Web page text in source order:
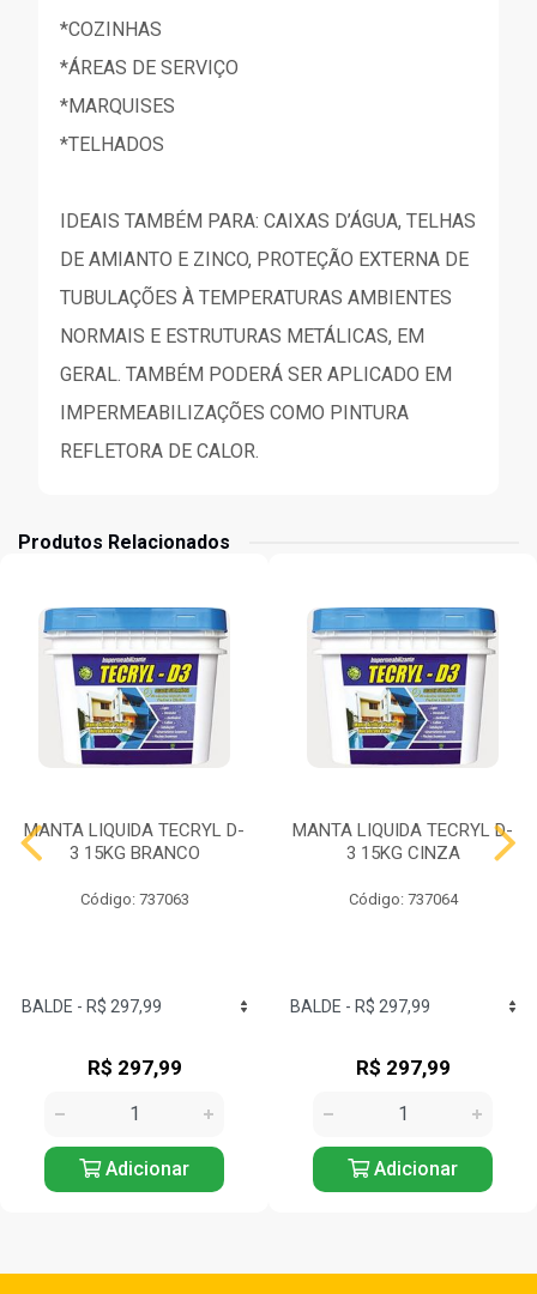
*COZINHAS
*ÁREAS DE SERVIÇO
*MARQUISES
*TELHADOS
IDEAIS TAMBÉM PARA: CAIXAS D’ÁGUA, TELHAS
DE AMIANTO E ZINCO, PROTEÇÃO EXTERNA DE
TUBULAÇÕES À TEMPERATURAS AMBIENTES
NORMAIS E ESTRUTURAS METÁLICAS, EM
GERAL. TAMBÉM PODERÁ SER APLICADO EM
IMPERMEABILIZAÇÕES COMO PINTURA
REFLETORA DE CALOR.
Produtos Relacionados
MANTA LIQUIDA TECRYL D-
3 15KG BRANCO
Código: 737063
R$ 297,99
Adicionar
MANTA LIQUIDA TECRYL D-
3 15KG CINZA
Código: 737064
R$ 297,99
Adicionar